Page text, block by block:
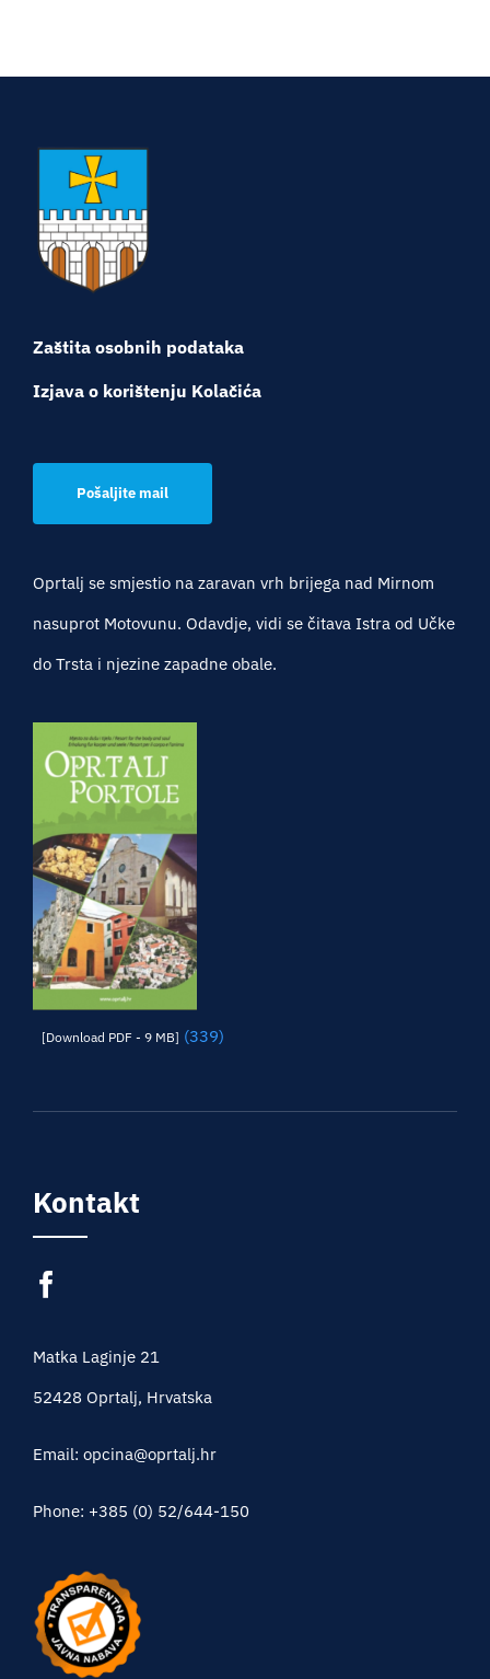
Zaštita osobnih podataka
Izjava o korištenju Kolačića
Pošaljite mail
Oprtalj se smjestio na zaravan vrh brijega nad Mirnom
nasuprot Motovunu. Odavdje, vidi se čitava Istra od Učke
do Trsta i njezine zapadne obale.
[Download PDF - 9 MB] (339)
Kontakt
Matka Laginje 21
52428 Oprtalj, Hrvatska
Email: opcina@oprtalj.hr
Phone: +385 (0) 52/644-150